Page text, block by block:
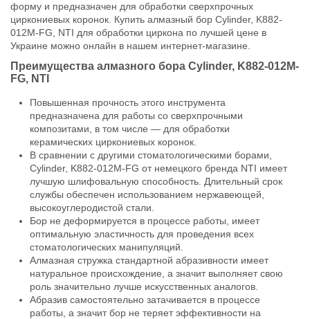
форму и предназначен для обработки сверхпрочных
циркониевых коронок. Купить алмазный бор Cylinder, K882-
012M-FG, NTI для обработки циркона по лучшей цене в
Украине можно онлайн в нашем интернет-магазине.
Преимущества алмазного бора Cylinder, K882-012M-
FG, NTI
Повышенная прочность этого инструмента
предназначена для работы со сверхпрочными
композитами, в том числе — для обработки
керамических циркониевых коронок.
В сравнении с другими стоматологическими борами,
Cylinder, K882-012M-FG от немецкого бренда NTI имеет
лучшую шлифовальную способность. Длительный срок
службы обеспечен использованием нержавеющей,
высокоуглеродистой стали.
Бор не деформируется в процессе работы, имеет
оптимальную эластичность для проведения всех
стоматологических манипуляций.
Алмазная стружка стандартной абразивности имеет
натуральное происхождение, а значит выполняет свою
роль значительно лучше искусственных аналогов.
Абразив самостоятельно затачивается в процессе
работы, а значит бор не теряет эффективности на